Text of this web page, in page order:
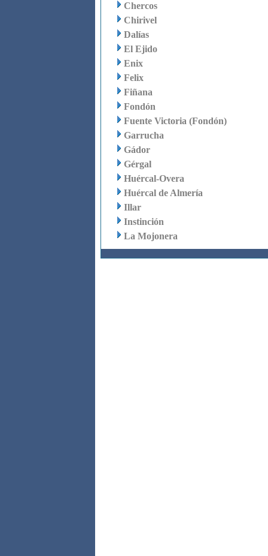
Chercos
Chirivel
Dalías
El Ejido
Enix
Felix
Fiñana
Fondón
Fuente Victoria (Fondón)
Garrucha
Gádor
Gérgal
Huércal-Overa
Huércal de Almería
Illar
Instinción
La Mojonera